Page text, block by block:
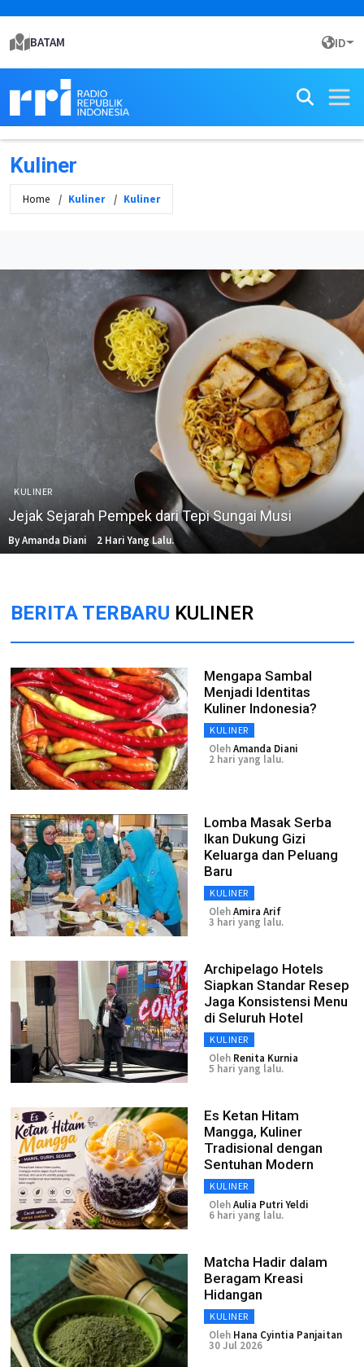
BATAM ID
Kuliner
Home Kuliner Kuliner
KULINER
Jejak Sejarah Pempek dari Tepi Sungai Musi
By Amanda Diani 2 Hari Yang Lalu.
BERITA TERBARU KULINER
Mengapa Sambal
Menjadi Identitas
Kuliner Indonesia?
KULINER
OlehAmanda Diani
2 hari yang lalu.
Lomba Masak Serba
Ikan Dukung Gizi
Keluarga dan Peluang
Baru
KULINER
OlehAmira Arif
3 hari yang lalu.
Archipelago Hotels
Siapkan Standar Resep
Jaga Konsistensi Menu
di Seluruh Hotel
KULINER
Oleh Renita Kurnia
5 hari yang lalu.
Es Ketan Hitam
Mangga, Kuliner
Tradisional dengan
Sentuhan Modern
KULINER
OlehAulia Putri Yeldi
6 hari yang lalu.
Matcha Hadir dalam
Beragam Kreasi
Hidangan
KULINER
Oleh Hana Cyintia Panjaitan
30 Jul 2026